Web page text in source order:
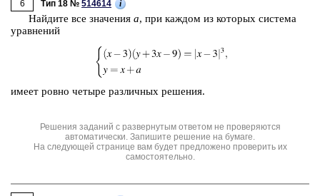
6 Тип 18 № 514614 i
Най­ди­те все зна­че­ния а, при каж­дом из ко­то­рых си­сте­ма
урав­не­ний
имеет ровно че­ты­ре раз­лич­ных ре­ше­ния.
Решения заданий с развернутым ответом не проверяются
автоматически. Запишите решение на бумаге.
На следующей странице вам будет предложено проверить их
самостоятельно.